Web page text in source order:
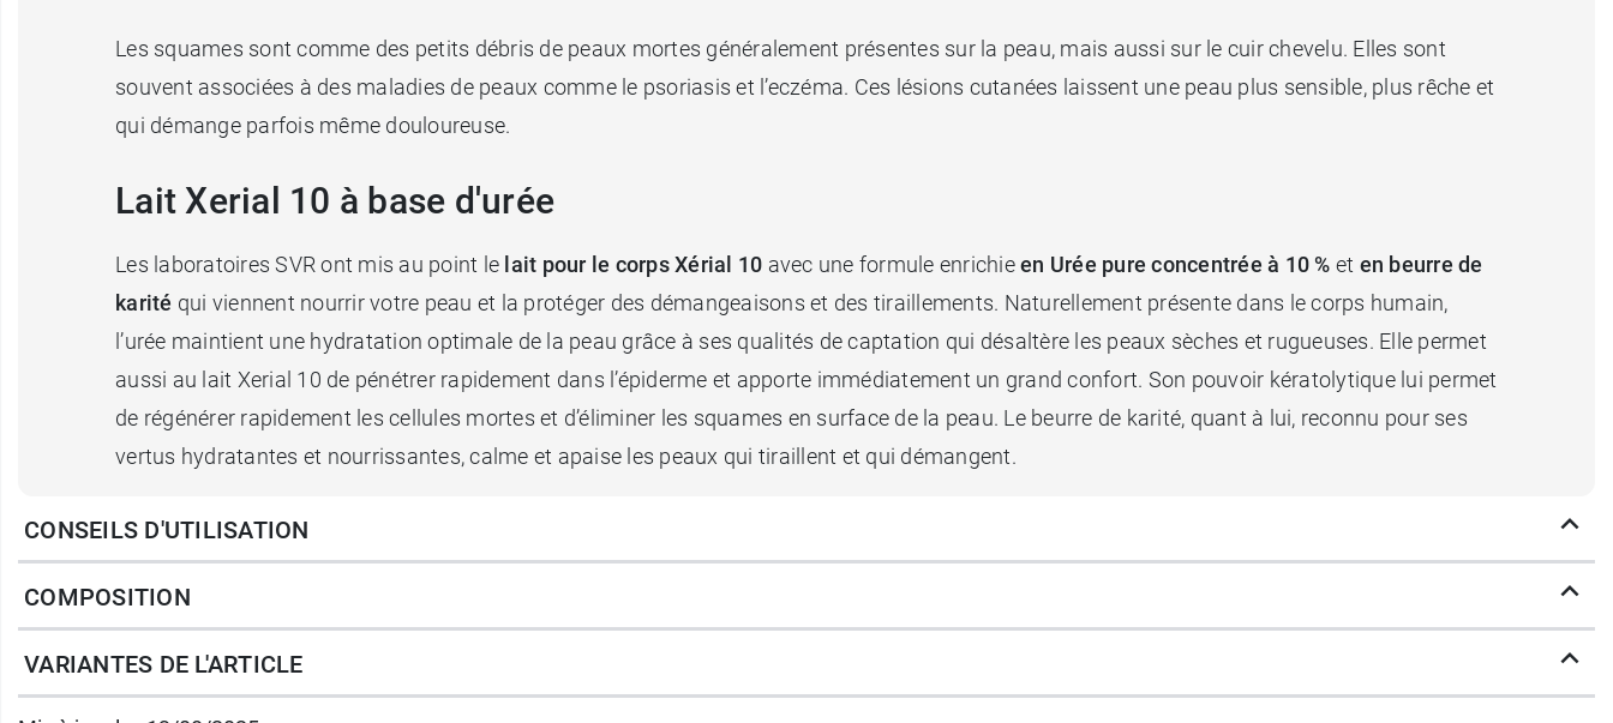
Les squames sont comme des petits débris de peaux mortes généralement présentes sur la peau, mais aussi sur le cuir chevelu. Elles sont
souvent associées à des maladies de peaux comme le psoriasis et l’eczéma. Ces lésions cutanées laissent une peau plus sensible, plus rêche et
qui démange parfois même douloureuse.
Lait Xerial 10 à base d'urée
Les laboratoires SVR ont mis au point le lait pour le corps Xérial 10 avec une formule enrichieen Urée pure concentrée à 10 % et en beurre de
karité qui viennent nourrir votre peau et la protéger des démangeaisons et des tiraillements. Naturellement présente dans le corps humain,
l’urée maintient une hydratation optimale de la peau grâce à ses qualités de captation qui désaltère les peaux sèches et rugueuses. Elle permet
aussi au lait Xerial 10 de pénétrer rapidement dans l’épiderme et apporte immédiatement un grand confort. Son pouvoir kératolytique lui permet
de régénérer rapidement les cellules mortes et d’éliminer les squames en surface de la peau. Le beurre de karité, quant à lui, reconnu pour ses
vertus hydratantes et nourrissantes, calme et apaise les peaux qui tiraillent et qui démangent.
Utilisé au quotidien, vous retrouverez une peau souple et hydratée. Sa texture fondante et non grasse vous procure une hydratation maximale
de 24h.
Conditionnement
CONSEILS D'UTILISATION
COMPOSITION
VARIANTES DE L'ARTICLE